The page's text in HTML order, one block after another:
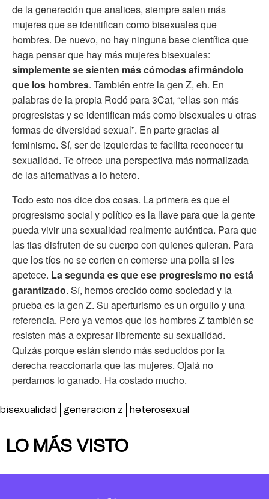
de la generación que analices, siempre salen más
mujeres que se identifican como bisexuales que
hombres. De nuevo, no hay ninguna base científica que
haga pensar que hay más mujeres bisexuales:
simplemente se sienten más cómodas afirmándolo
que los hombres. También entre la gen Z, eh. En
palabras de la propia Rodó para 3Cat, “ellas son más
progresistas y se identifican más como bisexuales u otras
formas de diversidad sexual”. En parte gracias al
feminismo. Sí, ser de izquierdas te facilita reconocer tu
sexualidad. Te ofrece una perspectiva más normalizada
de las alternativas a lo hetero.
Todo esto nos dice dos cosas. La primera es que el
progresismo social y político es la llave para que la gente
pueda vivir una sexualidad realmente auténtica. Para que
las tias disfruten de su cuerpo con quienes quieran. Para
que los tíos no se corten en comerse una polla si les
apetece. La segunda es que ese progresismo no está
garantizado. Sí, hemos crecido como sociedad y la
prueba es la gen Z. Su aperturismo es un orgullo y una
referencia. Pero ya vemos que los hombres Z también se
resisten más a expresar libremente su sexualidad.
Quizás porque están siendo más seducidos por la
derecha reaccionaria que las mujeres. Ojalá no
perdamos lo ganado. Ha costado mucho.
bisexualidad generacion z heterosexual
LO MÁS VISTO